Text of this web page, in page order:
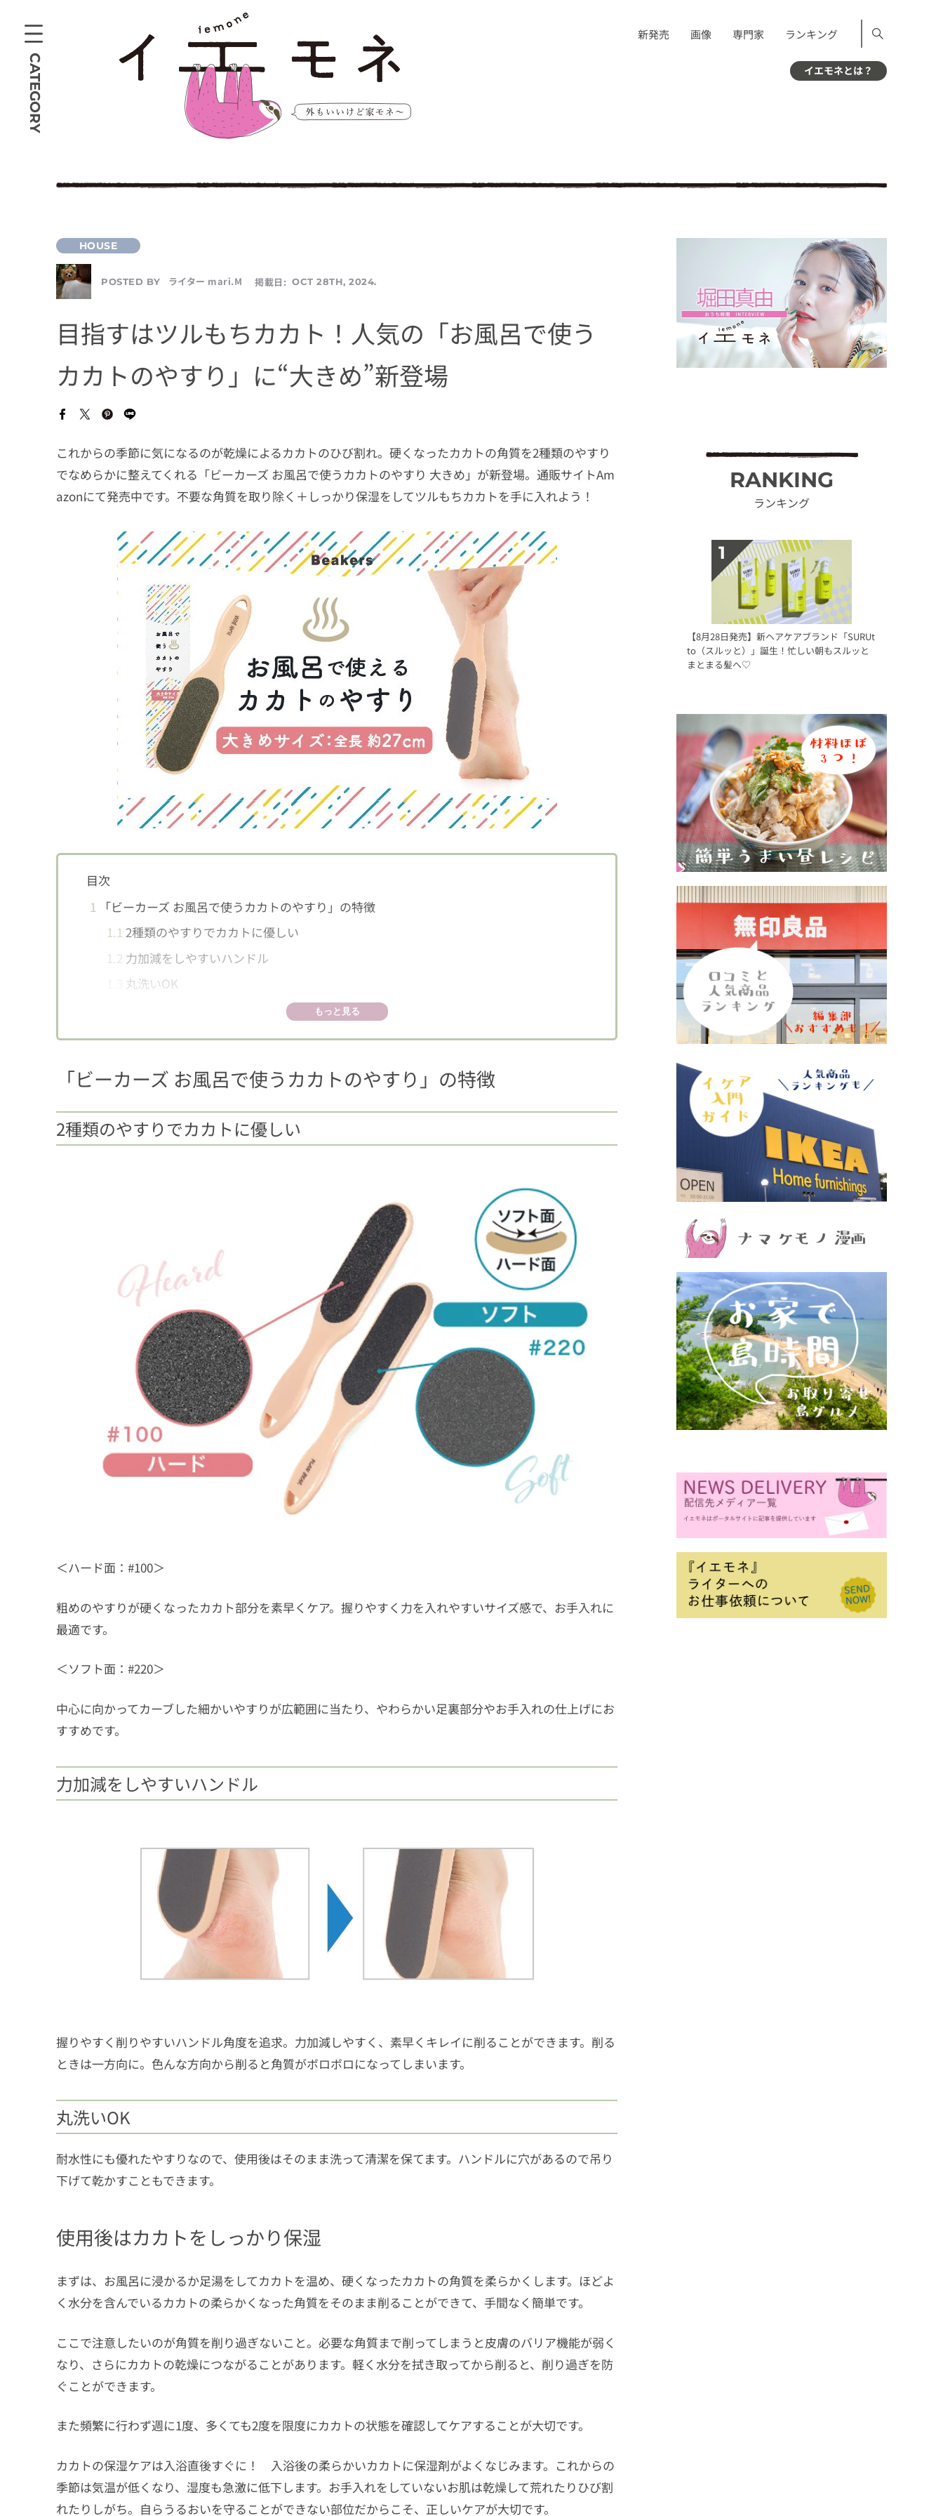
CATEGORY
新発売 画像 専門家 ランキング
イエモネとは？
POSTED BY ライター mari.M 掲載日: OCT 28TH, 2024.
目指すはツルもちカカト！人気の「お風呂で使う
カカトのやすり」に“大きめ”新登場
これからの季節に気になるのが乾燥によるカカトのひび割れ。硬くなったカカトの角質を2種類のやすり
でなめらかに整えてくれる「ビーカーズ お風呂で使うカカトのやすり 大きめ」が新登場。通販サイトAm
azonにて発売中です。不要な角質を取り除く＋しっかり保湿をしてツルもちカカトを手に入れよう！
目次
1
「ビーカーズ お風呂で使うカカトのやすり」の特徴
1.1 2種類のやすりでカカトに優しい
1.2 力加減をしやすいハンドル
丸洗いOK
もっと見る
「ビーカーズ お風呂で使うカカトのやすり」の特徴
2種類のやすりでカカトに優しい
＜ハード面：#100＞
粗めのやすりが硬くなったカカト部分を素早くケア。握りやすく力を入れやすいサイズ感で、お手入れに
最適です。
＜ソフト面：#220＞
中心に向かってカーブした細かいやすりが広範囲に当たり、やわらかい足裏部分やお手入れの仕上げにお
すすめです。
力加減をしやすいハンドル
握りやすく削りやすいハンドル角度を追求。力加減しやすく、素早くキレイに削ることができます。削る
ときは一方向に。色んな方向から削ると角質がボロボロになってしまいます。
丸洗いOK
耐水性にも優れたやすりなので、使用後はそのまま洗って清潔を保てます。ハンドルに穴があるので吊り
下げて乾かすこともできます。
使用後はカカトをしっかり保湿
まずは、お風呂に浸かるか足湯をしてカカトを温め、硬くなったカカトの角質を柔らかくします。ほどよ
く水分を含んでいるカカトの柔らかくなった角質をそのまま削ることができて、手間なく簡単です。
ここで注意したいのが角質を削り過ぎないこと。必要な角質まで削ってしまうと皮膚のバリア機能が弱く
なり、さらにカカトの乾燥につながることがあります。軽く水分を拭き取ってから削ると、削り過ぎを防
ぐことができます。
また頻繁に行わず週に1度、多くても2度を限度にカカトの状態を確認してケアすることが大切です。
カカトの保湿ケアは入浴直後すぐに！ 入浴後の柔らかいカカトに保湿剤がよくなじみます。これからの
季節は気温が低くなり、湿度も急激に低下します。お手入れをしていないお肌は乾燥して荒れたりひび割
れたりしがち。自らうるおいを守ることができない部位だからこそ、正しいケアが大切です。
RANKING
ランキング
【8月28日発売】新ヘアケアブランド「SURUt
to（スルッと）」誕生！忙しい朝もスルッと
まとまる髪へ♡